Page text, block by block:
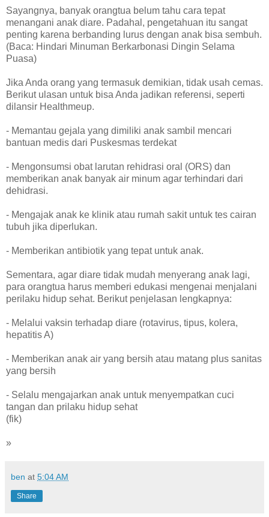
Sayangnya, banyak orangtua belum tahu cara tepat
menangani anak diare. Padahal, pengetahuan itu sangat
penting karena berbanding lurus dengan anak bisa sembuh.
(Baca: Hindari Minuman Berkarbonasi Dingin Selama
Puasa)
Jika Anda orang yang termasuk demikian, tidak usah cemas.
Berikut ulasan untuk bisa Anda jadikan referensi, seperti
dilansir Healthmeup.
- Memantau gejala yang dimiliki anak sambil mencari
bantuan medis dari Puskesmas terdekat
- Mengonsumsi obat larutan rehidrasi oral (ORS) dan
memberikan anak banyak air minum agar terhindari dari
dehidrasi.
- Mengajak anak ke klinik atau rumah sakit untuk tes cairan
tubuh jika diperlukan.
- Memberikan antibiotik yang tepat untuk anak.
Sementara, agar diare tidak mudah menyerang anak lagi,
para orangtua harus memberi edukasi mengenai menjalani
perilaku hidup sehat. Berikut penjelasan lengkapnya:
- Melalui vaksin terhadap diare (rotavirus, tipus, kolera,
hepatitis A)
- Memberikan anak air yang bersih atau matang plus sanitas
yang bersih
- Selalu mengajarkan anak untuk menyempatkan cuci
tangan dan prilaku hidup sehat
(fik)
»
ben at 5:04 AM
Share